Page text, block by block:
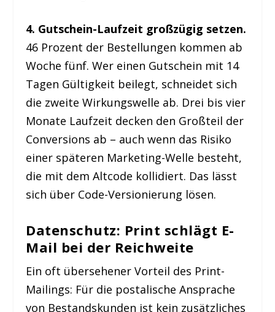
4. Gutschein-Laufzeit großzügig setzen.
46 Prozent der Bestellungen kommen ab
Woche fünf. Wer einen Gutschein mit 14
Tagen Gültigkeit beilegt, schneidet sich
die zweite Wirkungswelle ab. Drei bis vier
Monate Laufzeit decken den Großteil der
Conversions ab – auch wenn das Risiko
einer späteren Marketing-Welle besteht,
die mit dem Altcode kollidiert. Das lässt
sich über Code-Versionierung lösen.
Datenschutz: Print schlägt E-
Mail bei der Reichweite
Ein oft übersehener Vorteil des Print-
Mailings: Für die postalische Ansprache
von Bestandskunden ist kein zusätzliches